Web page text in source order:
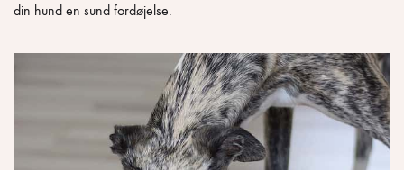
din hund en sund fordøjelse.